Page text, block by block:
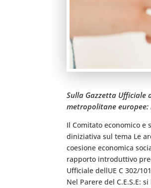
Sulla Gazzetta Ufficiale
metropolitane europee:
Il Comitato economico e
diniziativa sul tema Le
coesione economica
rapporto introduttivo
Ufficiale dellUE C 302/
Nel Parere del C.E.S.E: